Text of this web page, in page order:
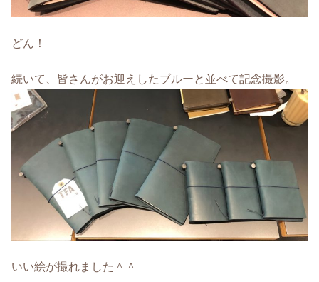
どん！
続いて、皆さんがお迎えしたブルーと並べて記念撮影。
いい絵が撮れました＾＾